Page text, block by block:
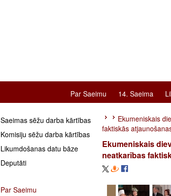
Par Saeimu 14. Saeima
Saeimas sēžu darba kārtības
Komisiju sēžu darba kārtības
Likumdošanas datu bāze
Deputāti
Par Saeimu
Ekumeniskais
faktiskās
Ekumeniskais
neatkarības